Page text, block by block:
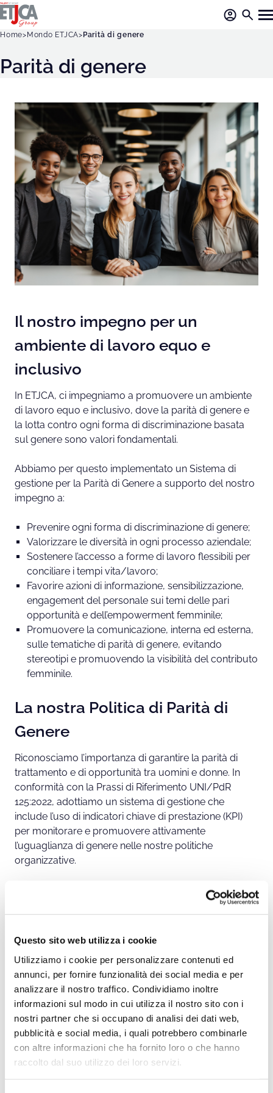
Questo sito web utilizza i cookie
Utilizziamo i cookie per personalizzare contenuti ed
annunci, per fornire funzionalità dei social media e per
analizzare il nostro traffico. Condividiamo inoltre
informazioni sul modo in cui utilizza il nostro sito con i
nostri partner che si occupano di analisi dei dati web,
pubblicità e social media, i quali potrebbero combinarle
con altre informazioni che ha fornito loro o che hanno
raccolto dal suo utilizzo dei loro servizi.
Home Mondo ETJCA Parità di genere
Parità di genere
P
i
t
à
d
i
g
e
n
e
r
Il nostro impegno per un
ambiente di lavoro equo e
inclusivo
In ETJCA, ci impegniamo a promuovere un ambiente
di lavoro equo e inclusivo, dove la parità di genere e
la lotta contro ogni forma di discriminazione basata
sul genere sono valori fondamentali.
Abbiamo per questo implementato un Sistema di
gestione per la Parità di Genere a supporto del nostro
impegno a:
Prevenire ogni forma di discriminazione di genere;
Valorizzare le diversità in ogni processo aziendale;
Sostenere l’accesso a forme di lavoro flessibili per
conciliare i tempi vita/lavoro;
Favorire azioni di informazione, sensibilizzazione,
engagement del personale sui temi delle pari
opportunità e dell’empowerment femminile;
Promuovere la comunicazione, interna ed esterna,
sulle tematiche di parità di genere, evitando
stereotipi e promuovendo la visibilità del contributo
femminile.
La nostra Politica di Parità di
Genere
Riconosciamo l’importanza di garantire la parità di
trattamento e di opportunità tra uomini e donne. In
conformità con la Prassi di Riferimento UNI/PdR
125:2022, adottiamo un sistema di gestione che
include l’uso di indicatori chiave di prestazione (KPI)
per monitorare e promuovere attivamente
l’uguaglianza di genere nelle nostre politiche
organizzative.
La nostra politica per la parità di genere si basa sui
Valorizzazione del personale;
Tutela della persona;
Contrasto ad ogni forma di molestia, violenza e
discriminazione.
Lotta alle Discriminazioni
Adottiamo misure concrete per prevenire, identificare
e contrastare ogni forma di discriminazione nel nostro